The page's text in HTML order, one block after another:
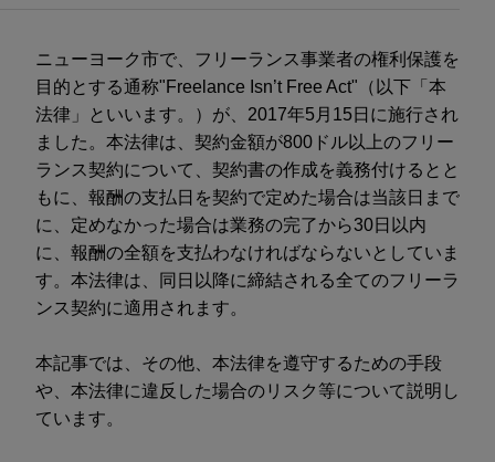
ニューヨーク市で、フリーランス事業者の権利保護を
目的とする通称"Freelance Isn’t Free Act"（以下「本
法律」といいます。）が、2017年5月15日に施行され
ました。本法律は、契約金額が800ドル以上のフリー
ランス契約について、契約書の作成を義務付けるとと
もに、報酬の支払日を契約で定めた場合は当該日まで
に、定めなかった場合は業務の完了から30日以内
に、報酬の全額を支払わなければならないとしていま
す。本法律は、同日以降に締結される全てのフリーラ
ンス契約に適用されます。
本記事では、その他、本法律を遵守するための手段
や、本法律に違反した場合のリスク等について説明し
ています。